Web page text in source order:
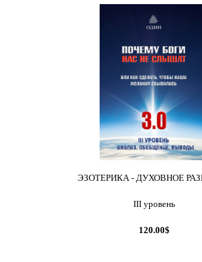
ЭЗОТЕРИКА - ДУХОВНОЕ
III уровень
120.00$